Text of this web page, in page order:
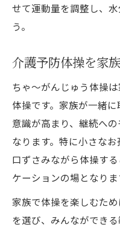
せて運動量を調整し、
う。
介護予防体操を家
ちゃ～がんじゅう体操
体操です。家族が一緒
意識が高まり、継続へ
なります。特に小さな
口ずさみながら体操す
ケーションの場となりま
家族で体操を楽しむた
を選び、みんなができ